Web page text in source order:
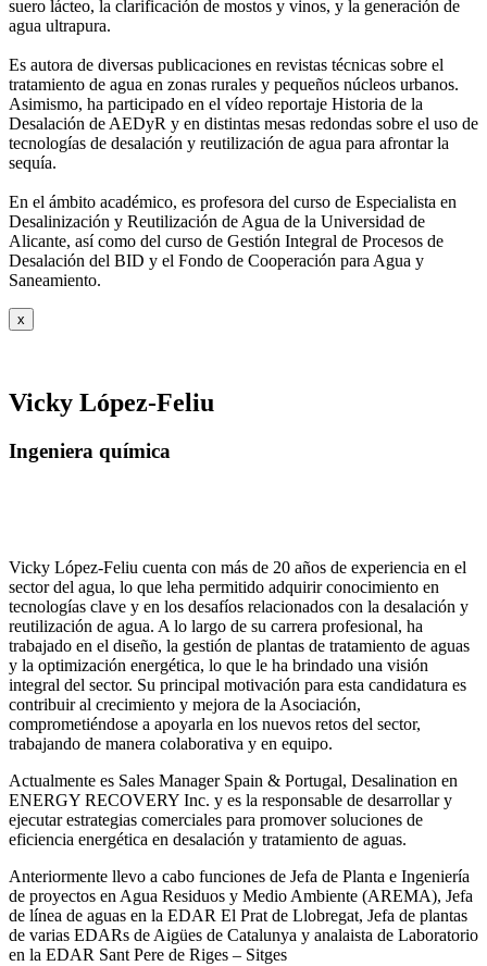
suero lácteo, la clarificación de mostos y vinos, y la generación de
agua ultrapura.
Es autora de diversas publicaciones en revistas técnicas sobre el
tratamiento de agua en zonas rurales y pequeños núcleos urbanos.
Asimismo, ha participado en el vídeo reportaje Historia de la
Desalación de AEDyR y en distintas mesas redondas sobre el uso de
tecnologías de desalación y reutilización de agua para afrontar la
sequía.
En el ámbito académico, es profesora del curso de Especialista en
Desalinización y Reutilización de Agua de la Universidad de
Alicante, así como del curso de Gestión Integral de Procesos de
Desalación del BID y el Fondo de Cooperación para Agua y
Saneamiento.
x
Vicky López-Feliu
Ingeniera química
Vicky López-Feliu cuenta con más de 20 años de experiencia en el
sector del agua, lo que leha permitido adquirir conocimiento en
tecnologías clave y en los desafíos relacionados con la desalación y
reutilización de agua. A lo largo de su carrera profesional, ha
trabajado en el diseño, la gestión de plantas de tratamiento de aguas
y la optimización energética, lo que le ha brindado una visión
integral del sector. Su principal motivación para esta candidatura es
contribuir al crecimiento y mejora de la Asociación,
comprometiéndose a apoyarla en los nuevos retos del sector,
trabajando de manera colaborativa y en equipo.
Actualmente es Sales Manager Spain & Portugal, Desalination en
ENERGY RECOVERY Inc. y es la responsable de desarrollar y
ejecutar estrategias comerciales para promover soluciones de
eficiencia energética en desalación y tratamiento de aguas.
Anteriormente llevo a cabo funciones de Jefa de Planta e Ingeniería
de proyectos en Agua Residuos y Medio Ambiente (AREMA), Jefa
de línea de aguas en la EDAR El Prat de Llobregat, Jefa de plantas
de varias EDARs de Aigües de Catalunya y analaista de Laboratorio
en la EDAR Sant Pere de Riges – Sitges